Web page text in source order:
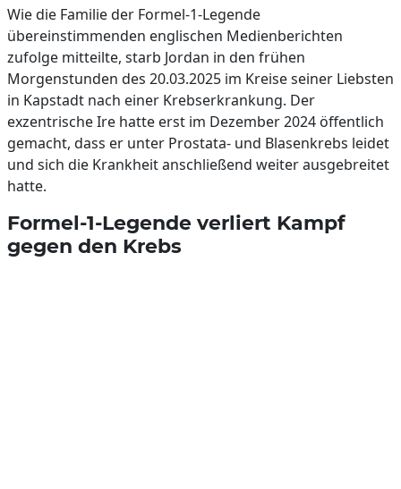
Wie die Familie der Formel-1-Legende
übereinstimmenden englischen Medienberichten
zufolge mitteilte, starb Jordan in den frühen
Morgenstunden des 20.03.2025 im Kreise seiner Liebsten
in Kapstadt nach einer Krebserkrankung. Der
exzentrische Ire hatte erst im Dezember 2024 öffentlich
gemacht, dass er unter Prostata- und Blasenkrebs leidet
und sich die Krankheit anschließend weiter ausgebreitet
hatte.
Formel-1-Legende verliert Kampf
gegen den Krebs